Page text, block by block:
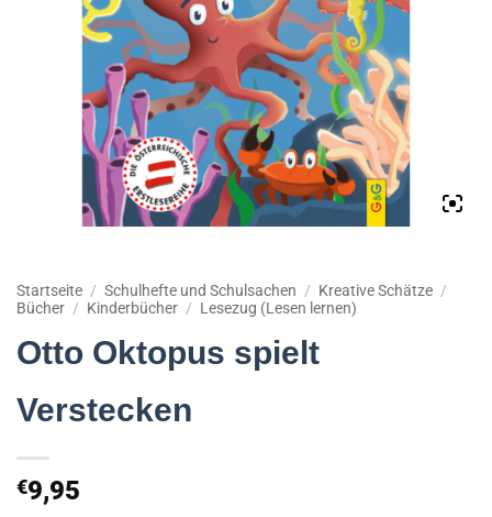
Startseite / Schulhefte und Schulsachen / Kreative Schätze /
Bücher / Kinderbücher / Lesezug (Lesen lernen)
Otto Oktopus spielt
Verstecken
€9,95